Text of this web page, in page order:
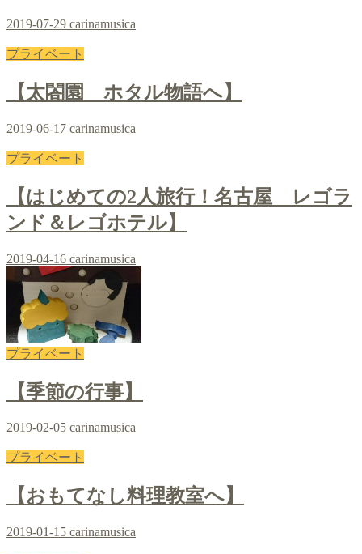
2019-07-29 carinamusica
プライベート
【太閤園 ホタル物語へ】
2019-06-17 carinamusica
プライベート
【はじめての2人旅行！名古屋 レゴラ
ンド＆レゴホテル】
2019-04-16 carinamusica
プライベート
【季節の行事】
2019-02-05 carinamusica
プライベート
【おもてなし料理教室へ】
2019-01-15 carinamusica